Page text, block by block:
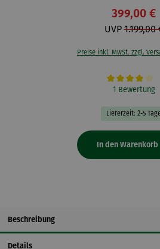
399,00 €
UVP1.199,00
Preise inkl. MwSt. zzgl.
Durchschnittliche
1 Bewertung
Lieferzeit: 2-5
In den Warenkorb
Beschreibung
Details